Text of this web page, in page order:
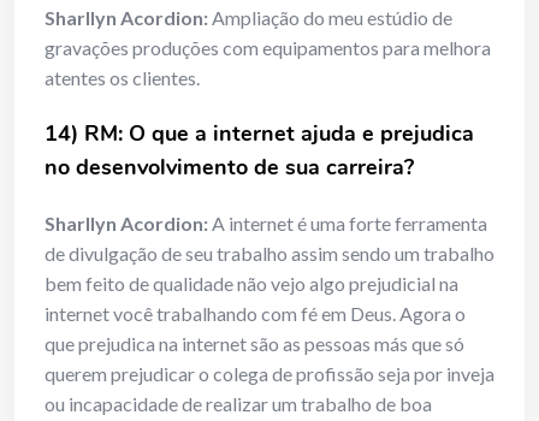
Sharllyn Acordion:Ampliação do meu estúdio de
gravações produções com equipamentos para melhora
atentes os clientes.
14) RM: O que a internet ajuda e prejudica
no desenvolvimento de sua carreira?
Sharllyn Acordion:A internet é uma forte ferramenta
de divulgação de seu trabalho assim sendo um trabalho
bem feito de qualidade não vejo algo prejudicial na
internet você trabalhando com fé em Deus. Agora o
que prejudica na internet são as pessoas más que só
querem prejudicar o colega de profissão seja por inveja
ou incapacidade de realizar um trabalho de boa